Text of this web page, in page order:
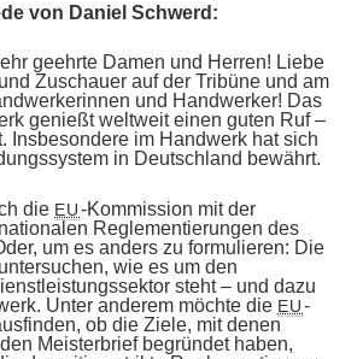
von Daniel Schwerd:
geehrte Damen und Herren! Liebe
Zuschauer auf der Tribüne und am
und Handwerker! Das
genießt weltweit einen guten Ruf –
Insbesondere im Handwerk hat sich
in Deutschland bewährt.
die EU -Kommission mit der
Reglementierungen des
um es anders zu formulieren: Die
wie es um den
steht – und dazu
Unter anderem möchte die EU -
ob die Ziele, mit denen
Meisterbrief begründet haben,